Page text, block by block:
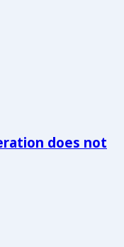
does not